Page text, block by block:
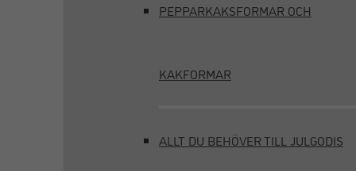
PEPPARKAKSFORMAR OCH
KAKFORMAR
ALLT DU BEHÖVER TILL JULGODIS